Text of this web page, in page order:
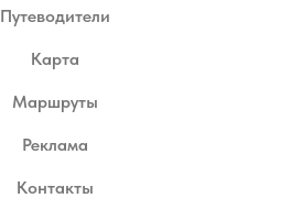
Путеводители
Карта
Маршруты
Реклама
Контакты